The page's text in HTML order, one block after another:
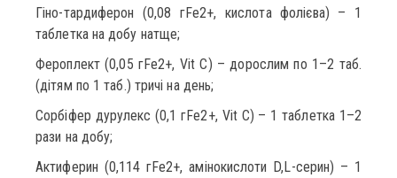
Гіно-тардиферон (0,08 гFe2+, кислота фолієва) – 1
таблетка на добу натще;
Фероплект (0,05 гFe2+, Vit C) – дорослим по 1–2 таб.
(дітям по 1 таб.) тричі на день;
Сорбіфер дурулекс (0,1 гFe2+, Vit C) – 1 таблетка 1–2
рази на добу;
Актиферин (0,114 гFe2+, амінокислоти D,L-серин) – 1